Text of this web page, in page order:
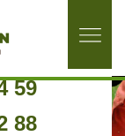
59
88